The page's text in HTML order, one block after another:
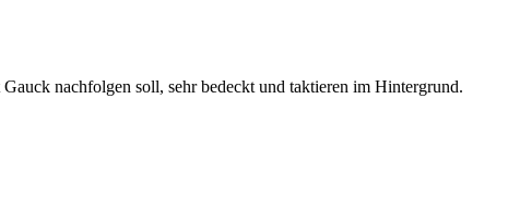
nachfolgen soll, sehr bedeckt und taktieren im Hintergrund.